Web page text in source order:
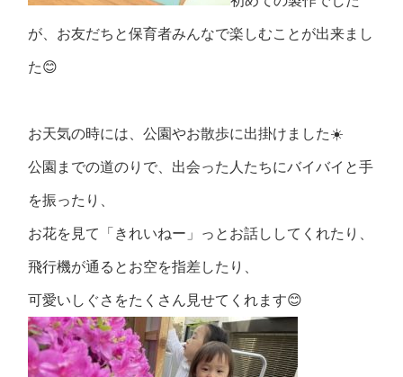
が、お友だちと保育者みんなで楽しむことが出来まし
た😊
お天気の時には、公園やお散歩に出掛けました☀️
公園までの道のりで、出会った人たちにバイバイと手
を振ったり、
お花を見て「きれいねー」っとお話ししてくれたり、
飛行機が通るとお空を指差したり、
可愛いしぐさをたくさん見せてくれます😊